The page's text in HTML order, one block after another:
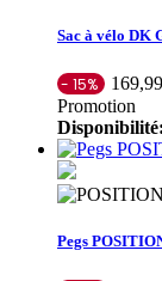
Sac à vélo DK
- 15%
Promotion
Disponibilité:
Pegs